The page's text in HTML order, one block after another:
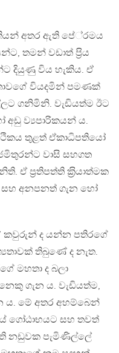
අතර ඇති පේ‍්‍රමය
තමන් වඩාත් ප‍්‍රිය
දියුණු විය හැකිය. ඒ
වියදමින් පමණක්
ගනිමිනි. වැඩියත්ම ඊට
ව්‍යපාරිකයන් ය.
තුළත් ඒකාධිපතියෝ
වාසි සහගත
ඒ ප‍්‍රතිපත්ති ක‍්‍රියාත්මක
සහ අනපනත් ගැන හෝ
කවුරුන් ද යන්න පතිරගේ
තිබුණේ ද නැත.
මහතා ද බලා
ගැන ය. වැඩියත්ම,
ය. මේ අතර අහම්බෙන්
ගෝඨාභයට සහ තවත්
නඩුවක පැමිණිල්ලේ